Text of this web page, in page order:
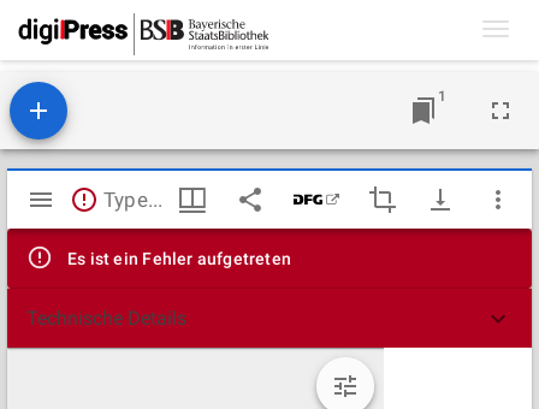
1
Mirador
Viewer
TypeError: Failed to fetch
Es ist ein Fehler aufgetreten
Technische Details